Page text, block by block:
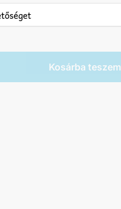
Kosárba teszem